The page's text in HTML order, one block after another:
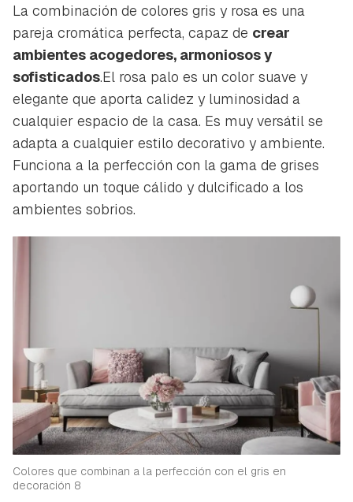
La combinación de colores gris y rosa es una
pareja cromática perfecta, capaz de crear
ambientes acogedores, armoniosos y
sofisticados.El rosa palo es un color suave y
elegante que aporta calidez y luminosidad a
cualquier espacio de la casa. Es muy versátil se
adapta a cualquier estilo decorativo y ambiente.
Funciona a la perfección con la gama de grises
aportando un toque cálido y dulcificado a los
ambientes sobrios.
Colores que combinan a la perfección con el gris en
decoración 8